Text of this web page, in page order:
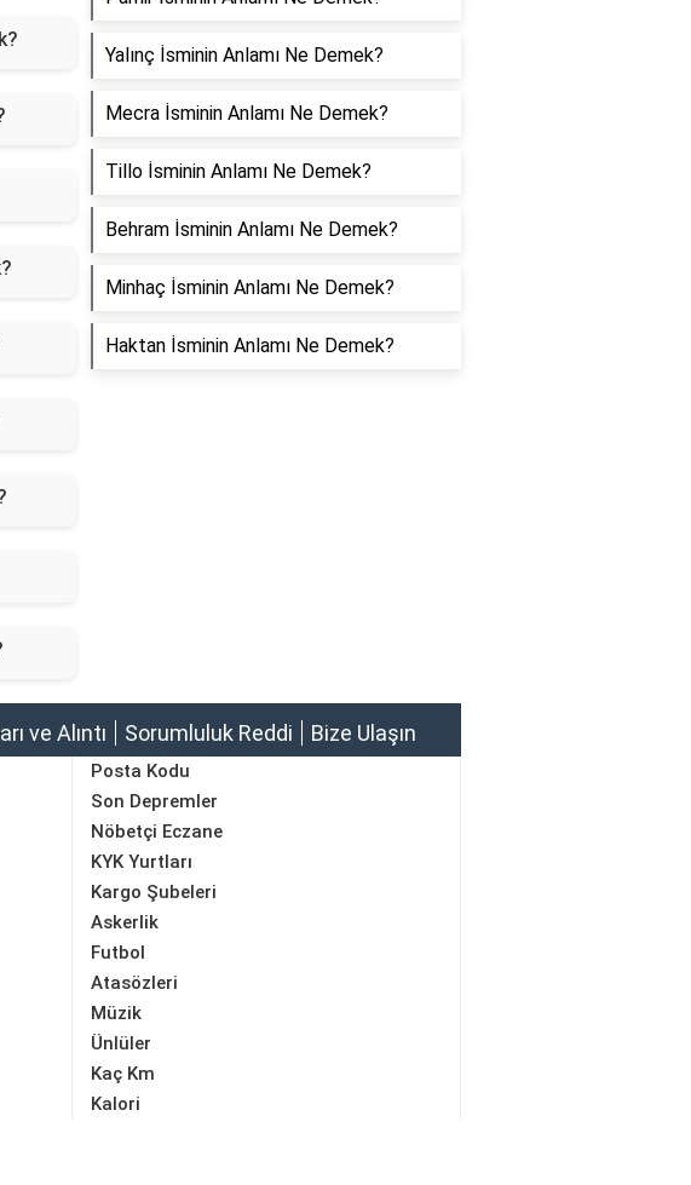
Yalınç İsminin Anlamı Ne Demek?
Mecra İsminin Anlamı Ne Demek?
Tillo İsminin Anlamı Ne Demek?
Behram İsminin Anlamı Ne Demek?
Minhaç İsminin Anlamı Ne Demek?
Haktan İsminin Anlamı Ne Demek?
ve Alıntı Sorumluluk Reddi Bize Ulaşın
Posta Kodu
Son Depremler
Nöbetçi Eczane
KYK Yurtları
Kargo Şubeleri
Askerlik
Futbol
Atasözleri
Müzik
Ünlüler
Kaç Km
Kalori